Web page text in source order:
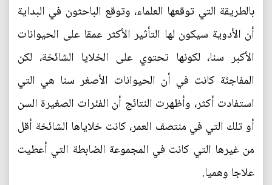
بالطريقة التي توقعها العلماء، وتوقع الباحثون في البداية
أن الأدوية سيكون لها التأثير الأكثر عمقا على الحيوانات
الأكبر سنا، لكونها تحتوي على الخلايا الشائخة، لكن
المفاجئة كانت في أن الحيوانات الأصغر سنا هي التي
استفادت أكثر، وأظهرت النتائج أن الفئرات الصغيرة السن
أو تلك التي في منتصف العمر، كانت خلاياها الشائخة أقل
من غيرها التي كانت في المجموعة الضابطة التي أعطيت
علاجا وهميا.